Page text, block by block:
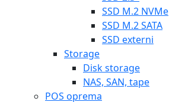
SSD M.2 NVMe
SSD M.2 SATA
SSD externi
Storage
Disk storage
NAS, SAN, tape
POS oprema